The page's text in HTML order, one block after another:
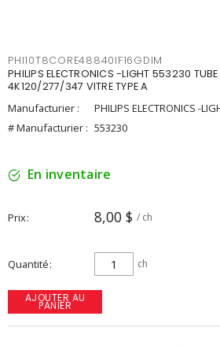
PHI10T8CORE48840IF16GDIM
PHILIPS ELECTRONICS -LIGHT 553230
4K120/277/347 VITRE TYPE A
Manufacturier :
PHILIPS ELECTRONICS -
# Manufacturier : 553230
En inventaire
Prix 8,00 $ / ch
Quantité ch
AJOUTER AU
PANIER